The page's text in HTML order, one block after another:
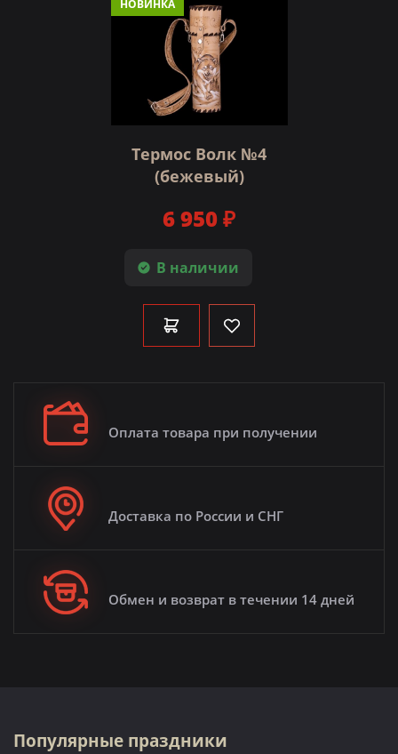
НОВИНКА
Термос Волк №4
(бежевый)
В наличии
6 950 ₽
Оплата товара при получении
Доставка по России и СНГ
Обмен и возврат в течении 14 дней
Популярные праздники